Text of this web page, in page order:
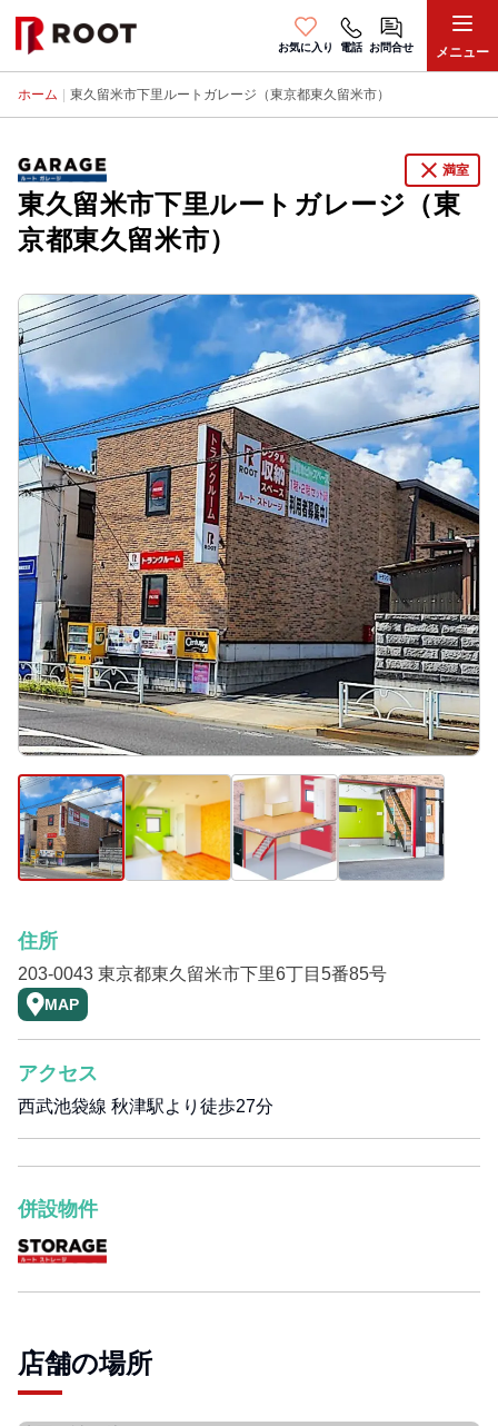
お気に入り 電話 お問合せ メニュー
ホーム 東久留米市下里ルートガレージ（東京都東久留米市）
close 満室
東久留米市下里ルートガレージ（東
京都東久留米市）
住所
203-0043 東京都東久留米市下里6丁目5番85号
MAP
アクセス
西武池袋線 秋津駅より徒歩27分
併設物件
店舗の場所